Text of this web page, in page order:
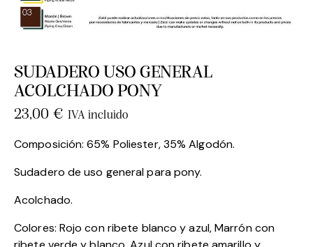
SUDADERO USO GENERAL
ACOLCHADO PONY
23,00 € IVA incluido
Composición: 65% Poliester, 35% Algodón.
Sudadero de uso general para pony.
Acolchado.
Colores: Rojo con ribete blanco y azul, Marrón con